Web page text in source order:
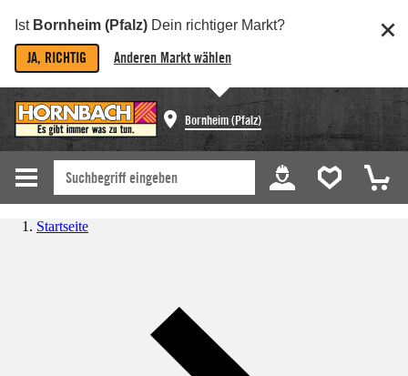
Ist Bornheim (Pfalz) Dein richtiger Markt?
JA, RICHTIG Anderen Markt wählen
Bornheim (Pfalz)
Startseite